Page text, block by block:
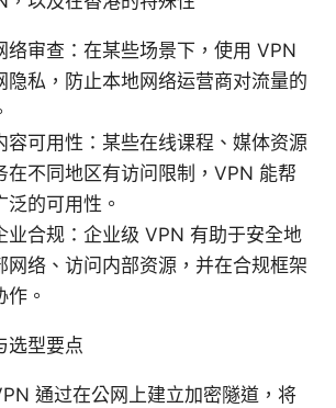
络审查：在某些场景下，使用 VPN
隐私，防止本地网络运营商对流量的
容可用性：某些在线课程、媒体资源
在不同地区有访问限制，VPN 能帮
泛的可用性。
业合规：企业级 VPN 有助于安全地
网络、访问内部资源，并在合规框架
。
选型要点
通过在公网上建立加密隧道，将